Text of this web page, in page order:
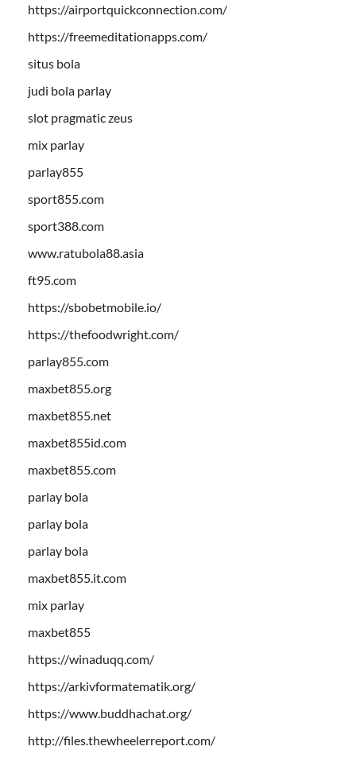
https://airportquickconnection.com/
https://freemeditationapps.com/
situs bola
judi bola parlay
slot pragmatic zeus
mix parlay
parlay855
sport855.com
sport388.com
www.ratubola88.asia
ft95.com
https://sbobetmobile.io/
https://thefoodwright.com/
parlay855.com
maxbet855.org
maxbet855.net
maxbet855id.com
maxbet855.com
parlay bola
parlay bola
parlay bola
maxbet855.it.com
mix parlay
maxbet855
https://winaduqq.com/
https://arkivformatematik.org/
https://www.buddhachat.org/
http://files.thewheelerreport.com/